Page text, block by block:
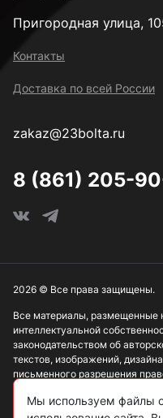
Пригородная улица,
Контакты
Доставка по всей России
zakaz@23bolta.ru
8 (861) 205-
Все материалы, размещенные
интеллектуальной
законодательством об
текстов, изображений,
письменного разрешения
Информация, представленная
2026 © Все права защищены.
Мы используем файлы